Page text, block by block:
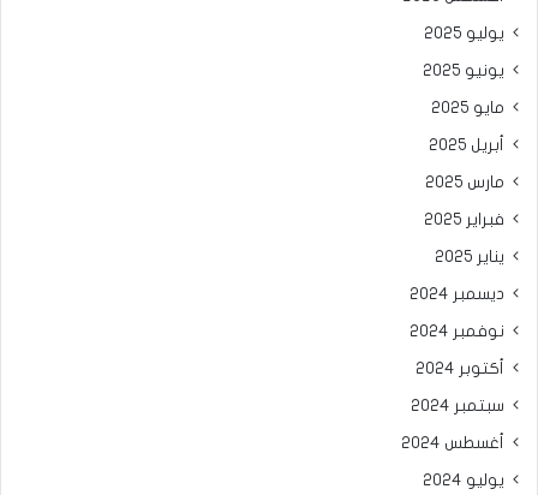
يوليو 2025
يونيو 2025
مايو 2025
أبريل 2025
مارس 2025
فبراير 2025
يناير 2025
ديسمبر 2024
نوفمبر 2024
أكتوبر 2024
سبتمبر 2024
أغسطس 2024
يوليو 2024